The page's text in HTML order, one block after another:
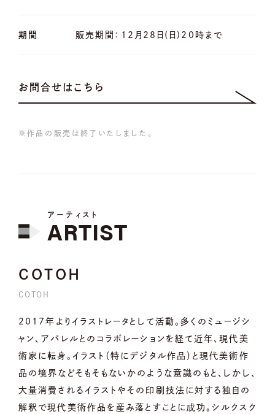
期間 販売期間：12月28日(日)20時まで
お問合せはこちら
※作品の販売は終了いたしました。
アーティスト
ARTIST
COTOH
COTOH
2017年よりイラストレータとして活動。多くのミュージシ
ャン、アパレルとのコラボレーションを経て近年、現代美
術家に転身。イラスト（特にデジタル作品）と現代美術作
品の境界などそもそもないかのような意識のもと、しかし、
大量消費されるイラストやその印刷技法に対する独自の
解釈で現代美術作品を産み落とすことに成功。シルクスク